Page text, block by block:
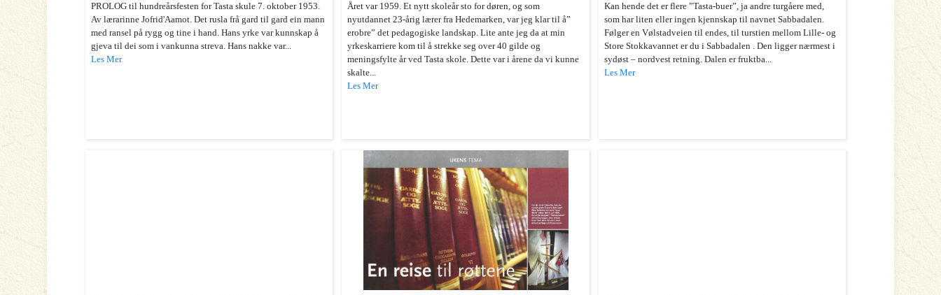
PROLOG til hundreårsfesten for Tasta skule 7. oktober 1953.
Av lærarinne Jofrid'Aamot. Det rusla frå gard til gard ein mann
med ransel på rygg og tine i hand. Hans yrke var kunnskap å
gjeva til dei som i vankunna streva. Hans nakke var...
Les Mer
Året var 1959. Et nytt skoleår sto for døren, og som
nyutdannet 23-årig lærer fra Hedemarken, var jeg klar til å”
erobre” det pedagogiske landskap. Lite ante jeg da at min
yrkeskarriere kom til å strekke seg over 40 gilde og
meningsfylte år ved Tasta skole. Dette var i årene da vi kunne
skalte...
Les Mer
Kan hende det er flere ”Tasta-buer”, ja andre turgåere med,
som har liten eller ingen kjennskap til navnet Sabbadalen.
Følger en Vølstadveien til endes, til turstien mellom Lille- og
Store Stokkavannet er du i Sabbadalen . Den ligger nærmest i
sydøst – nordvest retning. Dalen er fruktba...
Les Mer